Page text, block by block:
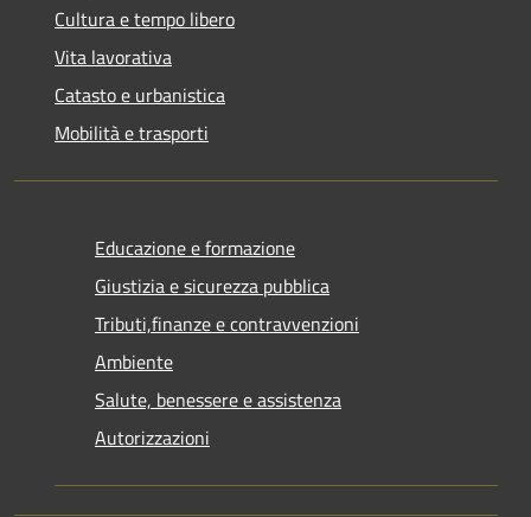
Cultura e tempo libero
Vita lavorativa
Catasto e urbanistica
Mobilità e trasporti
Educazione e formazione
Giustizia e sicurezza pubblica
Tributi,finanze e contravvenzioni
Ambiente
Salute, benessere e assistenza
Autorizzazioni